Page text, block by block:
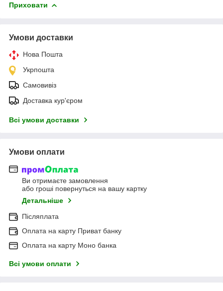
Приховати
Умови доставки
Нова Пошта
Укрпошта
Самовивіз
Доставка кур'єром
Всі умови доставки
Умови оплати
Ви отримаєте замовлення
або гроші повернуться на вашу картку
Детальніше
Післяплата
Оплата на карту Приват банку
Оплата на карту Моно банка
Всі умови оплати